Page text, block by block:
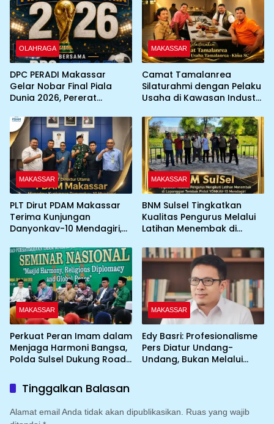
OLAHRAGA
DPC PERADI Makassar
Gelar Nobar Final Piala
Dunia 2026, Pererat
MAKASSAR
Camat Tamalanrea
Silaturahmi dengan Pelaku
Usaha di Kawasan Industri,
Pemerintah dan Dunia
Usaha
MAKASSAR
PLT Dirut PDAM Makassar
Terima Kunjungan
Danyonkav-10 Mendagiri,
Layanan Air Bersih Asrama
MAKASSAR
BNM Sulsel Tingkatkan
Kualitas Pengurus Melalui
Latihan Menembak di
YONKAV-10 Mendagiri
MAKASSAR
Perkuat Peran Imam dalam
Menjaga Harmoni Bangsa,
Polda Sulsel Dukung Road
MAKASSAR
Edy Basri: Profesionalisme
Pers Diatur Undang-
Undang, Bukan Melalui
Tinggalkan Balasan
Alamat email Anda tidak akan dipublikasikan.
Ruas yang wajib